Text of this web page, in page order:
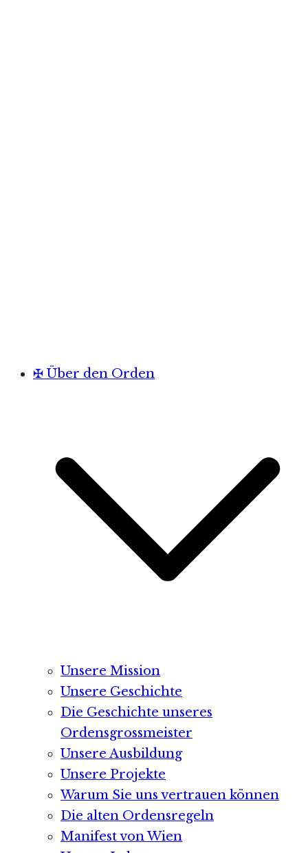
✠ Über den Orden
Unsere Mission
Unsere Geschichte
Die Geschichte unseres
Ordensgrossmeister
Unsere Ausbildung
Unsere Projekte
Warum Sie uns vertrauen können
Die alten Ordensregeln
Manifest von Wien